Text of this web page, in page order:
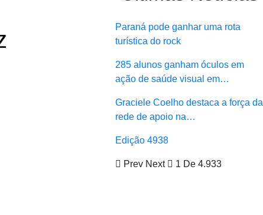
Paraná pode ganhar uma rota
turística do rock
285 alunos ganham óculos em
ação de saúde visual em…
Graciele Coelho destaca a força da
rede de apoio na…
Edição 4938
Prev Next 1 De 4.933